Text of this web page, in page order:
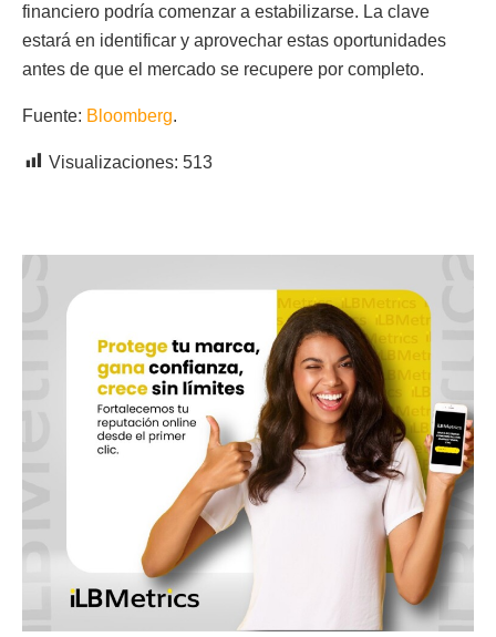
financiero podría comenzar a estabilizarse. La clave
estará en identificar y aprovechar estas oportunidades
antes de que el mercado se recupere por completo.
Fuente: Bloomberg.
Visualizaciones: 513